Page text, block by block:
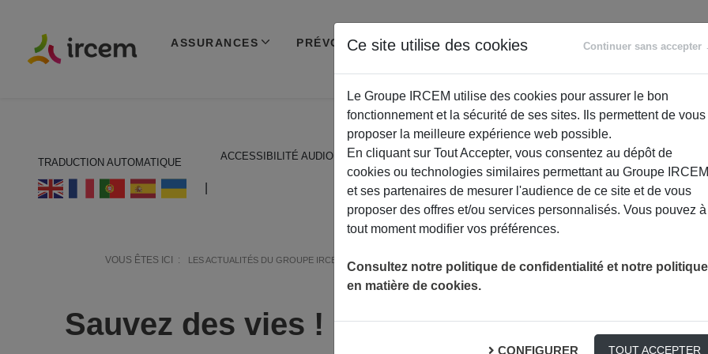
ASSURANCES PRÉVOYANCE RETRAITE
ACCOMPAGNEMENT
TRADUCTION AUTOMATIQUE
ACCESSIBILITÉ AUDIO
VOUS ÊTES ICI : LES ACTUALITÉS DU GROUPE IRCEM PRÉVENTION SAUVEZ DES VIES !
Sauvez des vies !
Ce site utilise des cookies Continuer sans accepter
Le Groupe IRCEM utilise des cookies pour assurer le bon
fonctionnement et la sécurité de ses sites. Ils permettent de vous
proposer la meilleure expérience web possible.
En cliquant sur Tout Accepter, vous consentez au dépôt de
cookies ou technologies similaires permettant au Groupe IRCEM
et ses partenaires de mesurer l'audience de ce site et de vous
proposer des offres et/ou services personnalisés. Vous pouvez à
tout moment modifier vos préférences.
Consultez notre politique de confidentialité et notre politique
en matière de cookies.
CONFIGURER TOUT ACCEPTER